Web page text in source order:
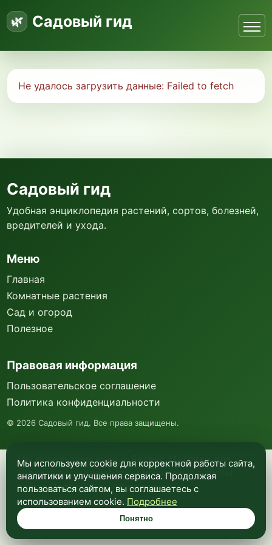
Садовый гид
Не удалось загрузить данные: Failed to fetch
Мы используем куки и Яндекс Метрику для
анализа посещаемости и улучшения работы
сайта. Подробнее —в политике
конфиденциальности.
Понятно
Садовый гид
Удобная энциклопедия растений, сортов, болезней,
вредителей и ухода.
Меню
Главная
Комнатные растения
Сад и огород
Полезное
Правовая информация
Пользовательское соглашение
Политика конфиденциальности
© 2026 Садовый гид. Все права защищены.
Мы используем cookie для корректной работы сайта,
аналитики и улучшения сервиса. Продолжая
пользоваться сайтом, вы соглашаетесь с
использованием cookie. Подробнее
Понятно